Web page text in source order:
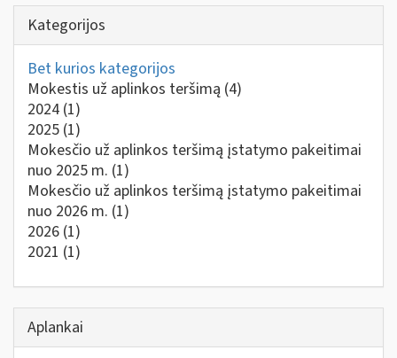
Kategorijos
Bet kurios kategorijos
Mokestis už aplinkos teršimą (4)
2024 (1)
2025 (1)
Mokesčio už aplinkos teršimą įstatymo pakeitimai
nuo 2025 m. (1)
Mokesčio už aplinkos teršimą įstatymo pakeitimai
nuo 2026 m. (1)
2026 (1)
2021 (1)
Aplankai